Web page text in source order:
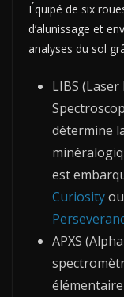
Équipé de six
d’alunissage et
analyses du sol
LIBS
détermine
est
Curiosity
APXS